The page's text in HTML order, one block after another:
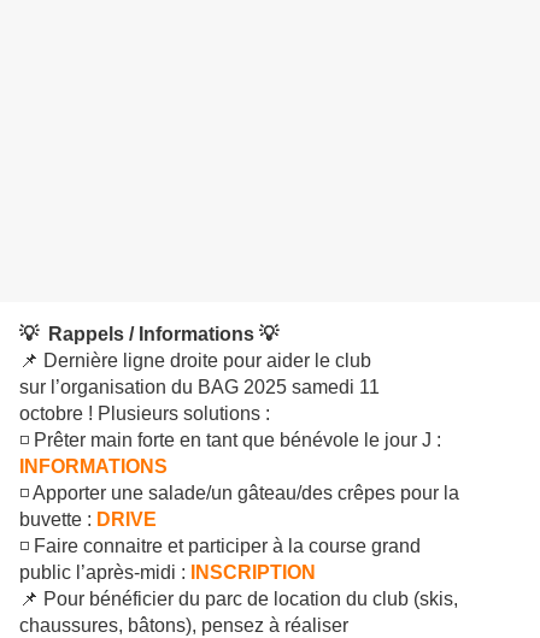
💡 Rappels / Informations 💡
📌 Dernière ligne droite pour aider le club
sur l’organisation du BAG 2025 samedi 11
octobre ! Plusieurs solutions :
◽ Prêter main forte en tant que bénévole le jour J :
INFORMATIONS
◽ Apporter une salade/un gâteau/des crêpes pour la
buvette : DRIVE
◽ Faire connaitre et participer à la course grand
public l’après-midi :
INSCRIPTION
📌 Pour bénéficier du parc de location du club (skis,
chaussures, bâtons), pensez à réaliser